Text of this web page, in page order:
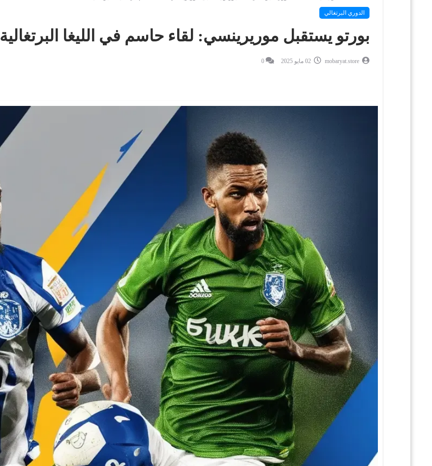
الدوري البرتغالي
بورتو يستقبل موريرينسي: لقاء حاسم في الليغا البرتغالية
mobaryat.store 02 مايو 2025 0